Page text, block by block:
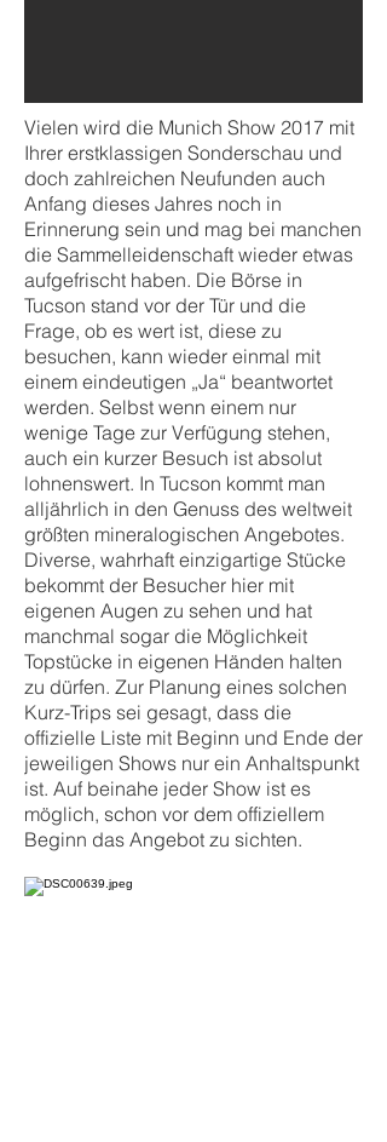
Vielen wird die Munich Show 2017 mit
Ihrer erstklassigen Sonderschau und
doch zahlreichen Neufunden auch
Anfang dieses Jahres noch in
Erinnerung sein und mag bei manchen
die Sammelleidenschaft wieder etwas
aufgefrischt haben. Die Börse in
Tucson stand vor der Tür und die
Frage, ob es wert ist, diese zu
besuchen, kann wieder einmal mit
einem eindeutigen „Ja“ beantwortet
werden. Selbst wenn einem nur
wenige Tage zur Verfügung stehen,
auch ein kurzer Besuch ist absolut
lohnenswert. In Tucson kommt man
alljährlich in den Genuss des weltweit
größten mineralogischen Angebotes.
Diverse, wahrhaft einzigartige Stücke
bekommt der Besucher hier mit
eigenen Augen zu sehen und hat
manchmal sogar die Möglichkeit
Topstücke in eigenen Händen halten
zu dürfen. Zur Planung eines solchen
Kurz-Trips sei gesagt, dass die
offizielle Liste mit Beginn und Ende der
jeweiligen Shows nur ein Anhaltspunkt
ist. Auf beinahe jeder Show ist es
möglich, schon vor dem offiziellem
Beginn das Angebot zu sichten.